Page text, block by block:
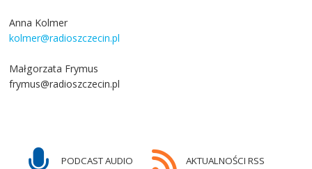
Anna Kolmer
kolmer@radioszczecin.pl
Małgorzata Frymus
frymus@radioszczecin.pl
PODCAST AUDIO AKTUALNOŚCI RSS